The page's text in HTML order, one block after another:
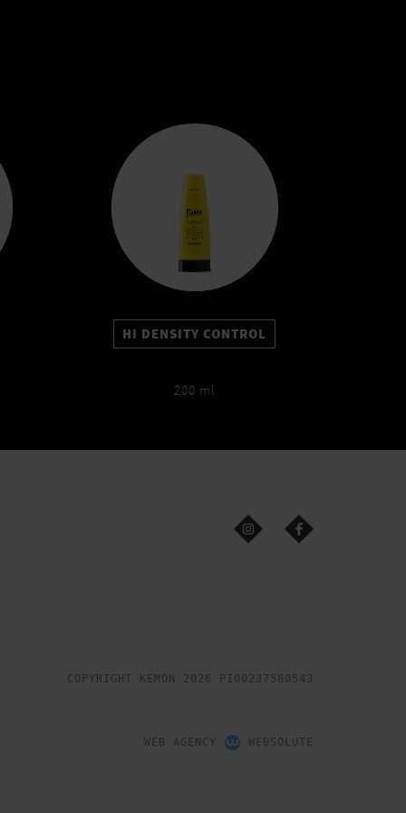
HI DENSITY CONTROL
200 ml
COPYRIGHT KEMON 2026 PI00237580543
WEB AGENCY WEBSOLUTE